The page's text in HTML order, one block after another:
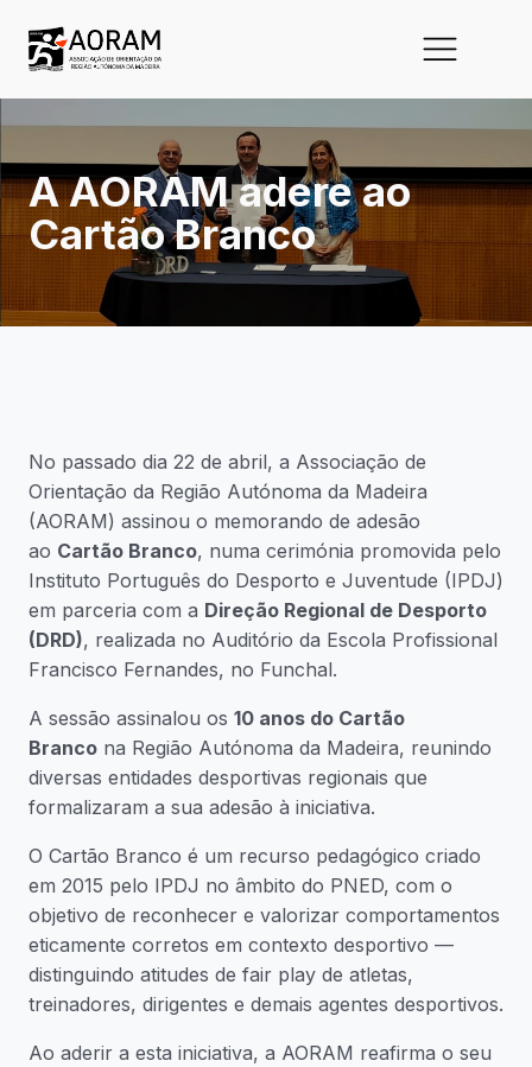
A AORAM adere ao
Cartão Branco
No passado dia 22 de abril, a Associação de
Orientação da Região Autónoma da Madeira
(AORAM) assinou o memorando de adesão
ao Cartão Branco, numa cerimónia promovida pelo
Instituto Português do Desporto e Juventude (IPDJ)
em parceria com a Direção Regional de Desporto
(DRD), realizada no Auditório da Escola Profissional
Francisco Fernandes, no Funchal.
A sessão assinalou os 10 anos do Cartão
Branco na Região Autónoma da Madeira, reunindo
diversas entidades desportivas regionais que
formalizaram a sua adesão à iniciativa.
O Cartão Branco é um recurso pedagógico criado
em 2015 pelo IPDJ no âmbito do PNED, com o
objetivo de reconhecer e valorizar comportamentos
eticamente corretos em contexto desportivo —
distinguindo atitudes de fair play de atletas,
treinadores, dirigentes e demais agentes desportivos.
Ao aderir a esta iniciativa, a AORAM reafirma o seu